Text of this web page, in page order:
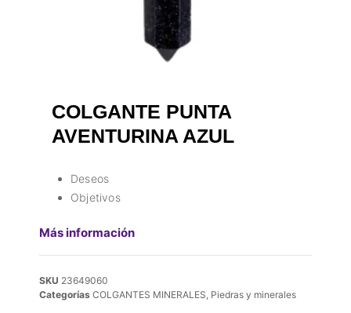
COLGANTE PUNTA
AVENTURINA AZUL
Deseos
Objetivos
Más información
SKU 23649060
Categorías COLGANTES MINERALES, Piedras y minerales